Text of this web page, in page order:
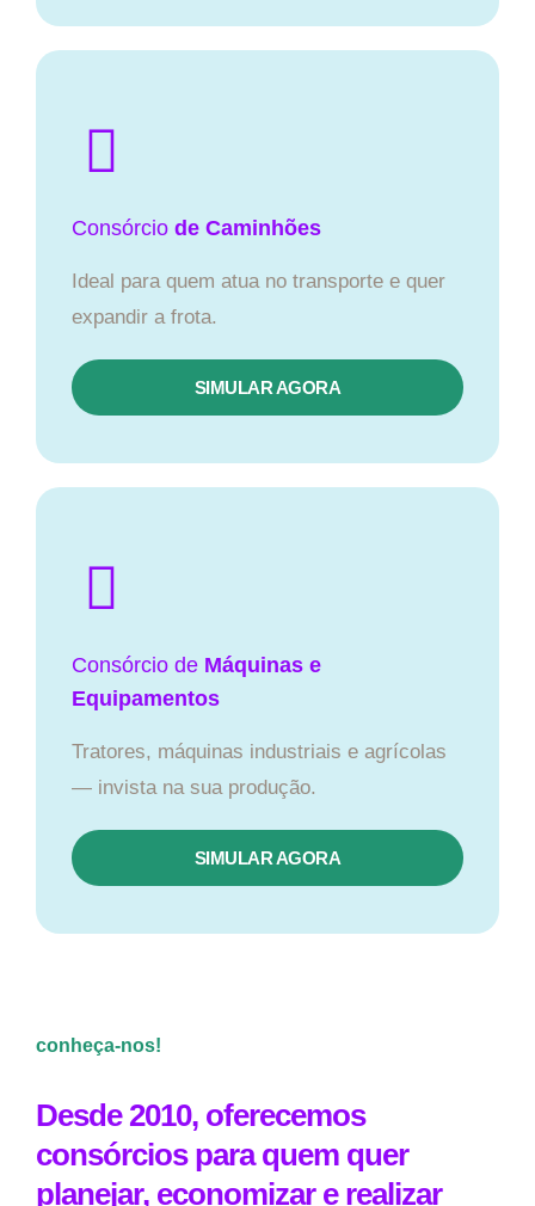
Consórcio de Caminhões
Ideal para quem atua no transporte e quer
expandir a frota.
SIMULAR AGORA
Consórcio de Máquinas e
Equipamentos
Tratores, máquinas industriais e agrícolas
— invista na sua produção.
SIMULAR AGORA
conheça-nos!
Desde 2010, oferecemos
consórcios para quem quer
planejar, economizar e realizar